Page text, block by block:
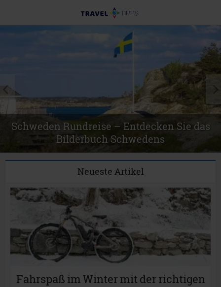
Urlaub im Maritim Seehotel am
Timmendorfer Strand
Neueste Artikel
Fahrspaß im Winter mit der richtigen